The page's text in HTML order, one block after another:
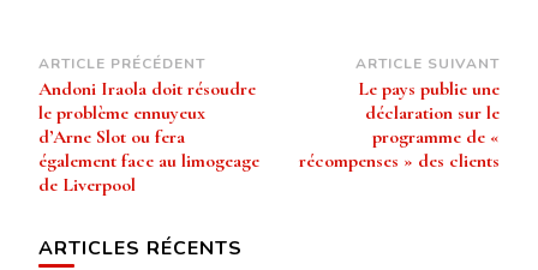
Navigation
d’article
ARTICLE PRÉCÉDENT
Andoni Iraola doit résoudre
le problème ennuyeux
d’Arne Slot ou fera
également face au limogeage
de Liverpool
ARTICLE SUIVANT
Le pays publie une
déclaration sur le
programme de «
récompenses » des clients
ARTICLES RÉCENTS